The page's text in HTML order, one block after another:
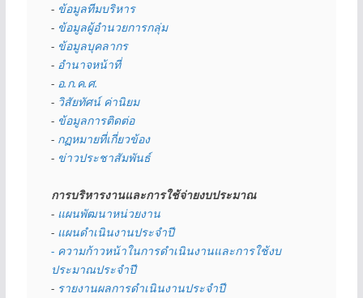
- ข้อมูลทีมบริหาร
- ข้อมูลผู้อำนวยการกลุ่ม
- ข้อมูลบุคลากร
- อำนาจหน้าที่
- อ.ก.ค.ศ.
- วิสัยทัศน์ ค่านิยม
- ข้อมูลการติดต่อ
- กฏหมายที่เกี่ยวข้อง
- ข่าวประชาสัมพันธ์
การบริหารงานและการใช้จ่ายงบประมาณ
- แผนพัฒนาหน่วยงาน
- แผนดำเนินงานประจำปี
- ความก้าวหน้าในการดำเนินงานและการใช้งบ
ประมาณประจำปี
- รายงานผลการดำเนินงานประจำปี